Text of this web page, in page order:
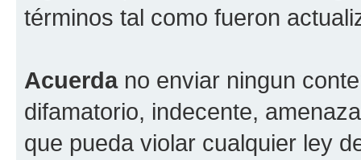
términos tal como fueron
Acuerdano enviar ningun
difamatorio, indecente,
que pueda violar cualquier ley